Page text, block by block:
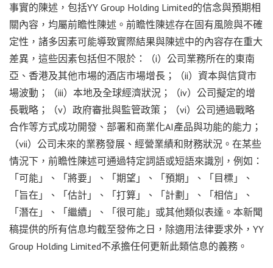
事實的陳述，包括YY Group Holding Limited的信念與預期相
關內容，均屬前瞻性陳述。前瞻性陳述存在固有風險與不確
定性，諸多因素可能導致實際結果與陳述中的內容存在重大
差異，這些因素包括但不限於：（i）公司業務所在的東南
亞、香港及其他市場的酒店市場增長；（ii）資本與信貸市
場波動；（iii）本地及全球經濟狀況；（iv）公司擬定的增
長戰略；（v）政府審批與監管政策；（vi）公司通過戰略
合作等方式成功開發、部署和商業化AI產品與功能的能力；
（vii）公司未來的業務發展、經營業績和財務狀況。在某些
情況下，前瞻性陳述可通過特定詞語或短語來識別，例如：
「可能」、「將要」、「期望」、「預期」、「目標」、
「旨在」、「估計」、「打算」、「計劃」、「相信」、
「潛在」、「繼續」、「很可能」或其他類似表達。本新聞
稿提供的所有信息均截至發佈之日，除適用法律要求外，YY
Group Holding Limited不承擔任何更新此類信息的義務。